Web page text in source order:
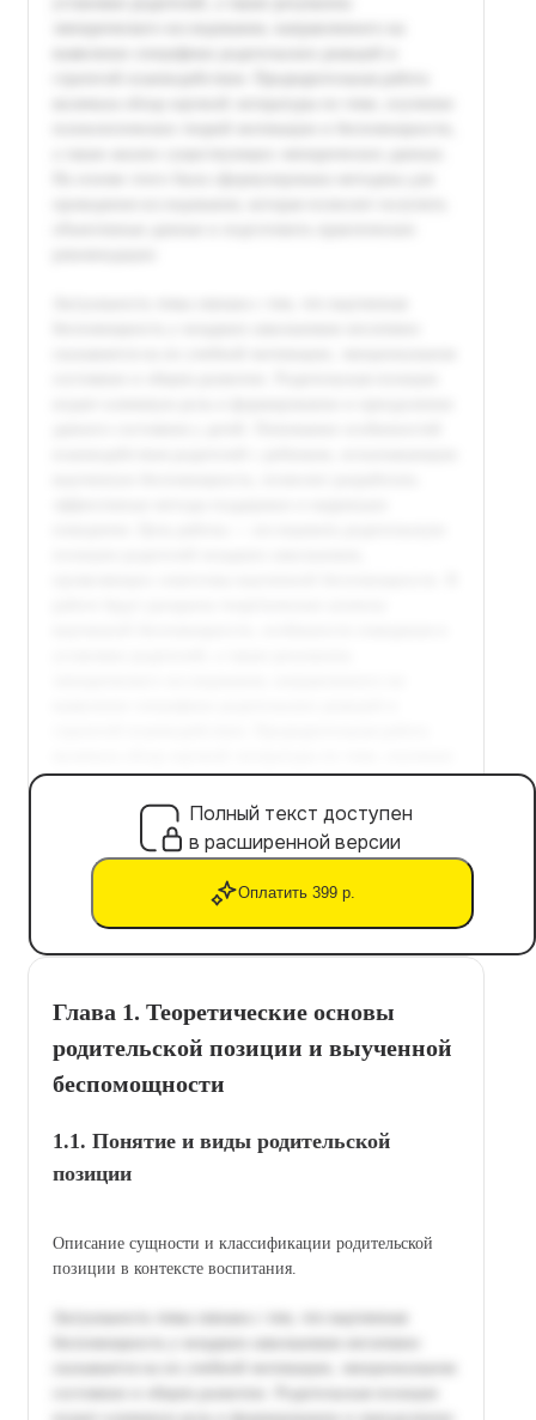
Полный текст доступен
в расширенной версии
Оплатить 399 р.
Глава 1. Теоретические основы
родительской позиции и выученной
беспомощности
1.1. Понятие и виды родительской
позиции
Описание сущности и классификации родительской
позиции в контексте воспитания.